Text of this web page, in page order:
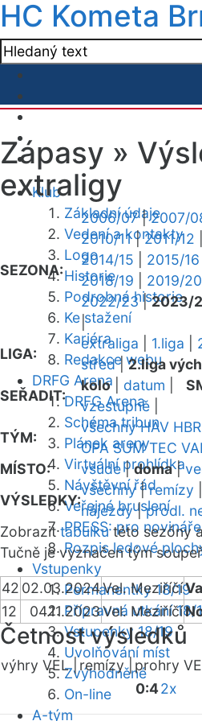
HC Kometa
Klub
Základní údaje
Vedení a kontakty
Logo
Historie
Podrobná historie
Ke stažení
Kariéra
Redakce webu
DRFG Arena
DRFG Arena
Schéma tribun
Plánek areny
Virtuální prohlídka
Návštěvní řád
Veřejné bruslení
PRESS: pro novináře
Rozpis ledové
Vstupenky
Permanentky 18/19
Přípravná utkání 18/
Vstupenky 18/19
Uvolňování míst
Zvýhodněné
On-line
A-tým
Zápasy »
extraligy
SEZONA:
2006/07|2007/
2010/11|2011/12
2014/15
2015/16
2018/19
2019/20
2022/23|2023/
|
LIGA:
extraliga 1.liga
střed|2.liga
SEŘADIT:
kolo| datum
vzestupně
TÝM:
všechny HAV HBR
OPA SUM TEC
MÍSTO:
všude|doma|
VÝSLEDKY:
všechny|remízy
nájezdy|prodl.
Zobrazittabulkutéto sezóny
Tučně je vyznačen tým
42 02.03.2024Vel. Meziříčí
12
04.11.2023Vel. Meziříčí
Četnost výsledků
výhry VEL | remízy | prohry
0:42x